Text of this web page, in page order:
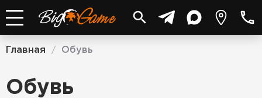
Главная / Обувь
Обувь